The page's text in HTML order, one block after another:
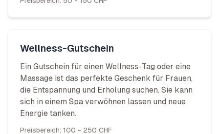
Wellness-Gutschein
Ein Gutschein für einen Wellness-Tag oder eine
Massage ist das perfekte Geschenk für Frauen,
die Entspannung und Erholung suchen. Sie kann
sich in einem Spa verwöhnen lassen und neue
Energie tanken.
Preisbereich: 100 - 250 CHF